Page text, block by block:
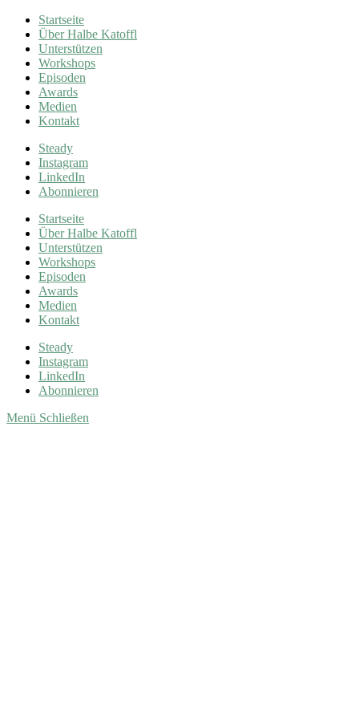
Startseite
Über Halbe Katoffl
Unterstützen
Workshops
Episoden
Awards
Medien
Kontakt
Steady
Instagram
LinkedIn
Abonnieren
Startseite
Über Halbe Katoffl
Unterstützen
Workshops
Episoden
Awards
Medien
Kontakt
Steady
Instagram
LinkedIn
Abonnieren
Menü Schließen